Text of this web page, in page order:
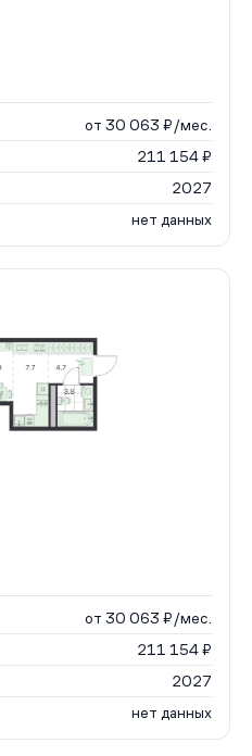
от 30 063 ₽/мес.
211 154 ₽
2027
нет данных
от 30 063 ₽/мес.
211 154 ₽
2027
нет данных